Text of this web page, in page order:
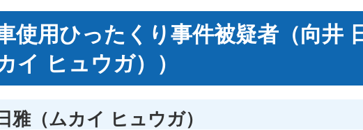
使用ひったくり事件被疑者（向井
イ ヒュウガ））
雅（ムカイ ヒュウガ）